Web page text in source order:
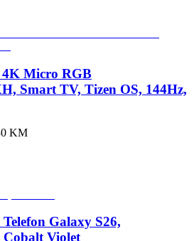
Micro RGB
Smart TV, Tizen OS, 144Hz,
KM
Galaxy S26,
Violet